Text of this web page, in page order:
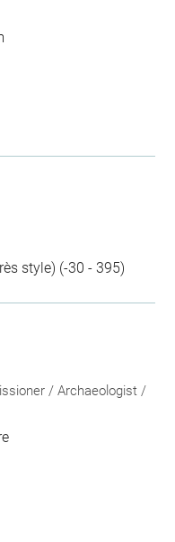
style) (-30 - 395)
/ Archaeologist /